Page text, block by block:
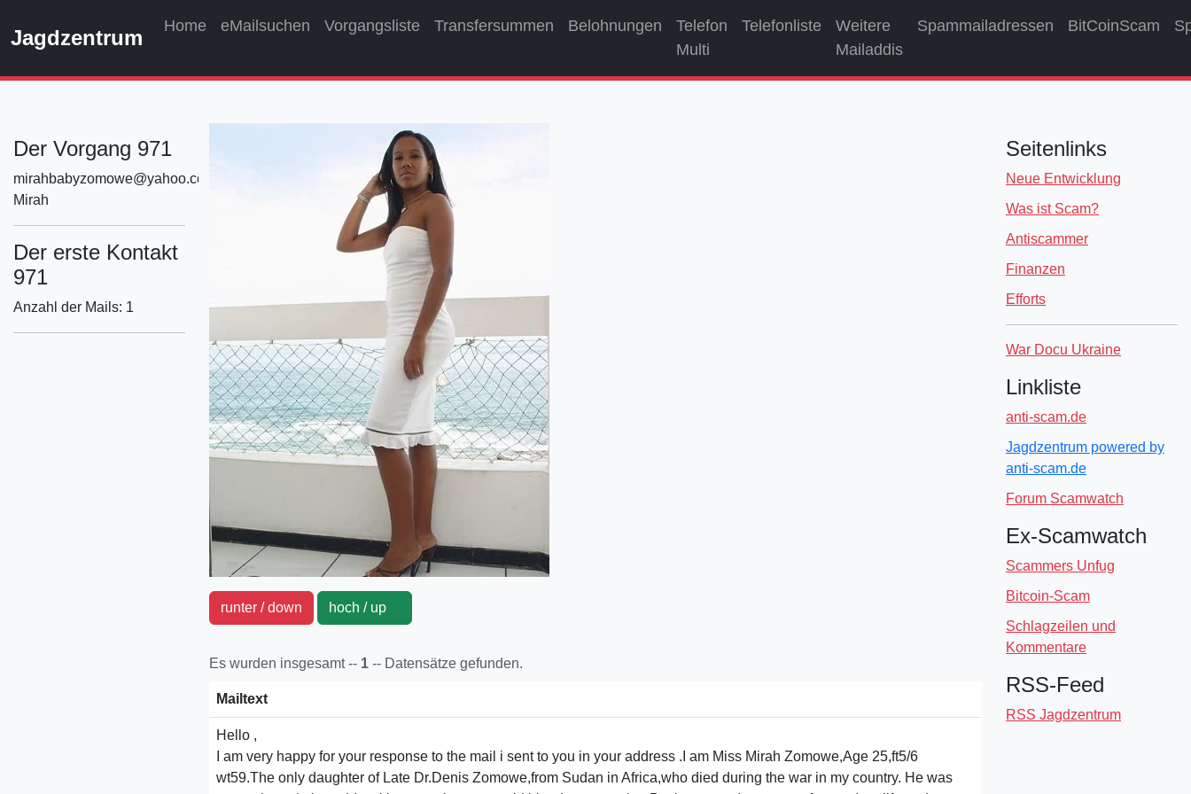
Jagdzentrum Home eMailsuchen Vorgangsliste Transfersummen Belohnungen
Telefon
Multi
Telefonliste
Weitere
Mailaddis
Spammailadressen BitCoinScam
Der Vorgang 971
mirahbabyzomowe@yahoo.com
Mirah
Der erste Kontakt
971
Anzahl der Mails: 1
runter / down hoch / up
Es wurden insgesamt -- 1 -- Datensätze gefunden.
Mailtext
Hello ,
I am very happy for your response to the mail i sent to you in your address .I am Miss Mirah Zomowe,Age 25,ft5/6
wt59.The only daughter of Late Dr.Denis Zomowe,from Sudan in Africa,who died during the war in my country. He was
Seitenlinks
Neue Entwicklung
Was ist Scam?
Antiscammer
Finanzen
Efforts
War Docu Ukraine
Linkliste
anti-scam.de
Jagdzentrum powered by
anti-scam.de
Forum Scamwatch
Ex-Scamwatch
Scammers Unfug
Bitcoin-Scam
Schlagzeilen und
Kommentare
RSS-Feed
RSS Jagdzentrum